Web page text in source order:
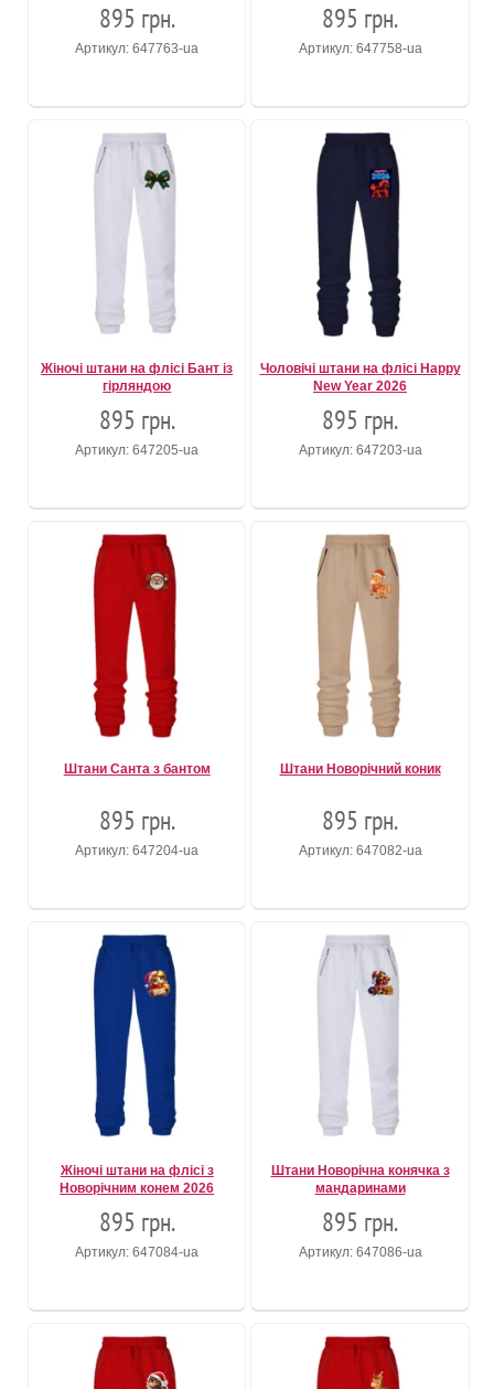
895 грн.
Артикул: 647763-ua
895 грн.
Артикул: 647758-ua
Жіночі штани на флісі Бант із
гірляндою
895 грн.
Артикул: 647205-ua
Чоловічі штани на флісі Happy
New Year 2026
895 грн.
Артикул: 647203-ua
Штани Санта з бантом
895 грн.
Артикул: 647204-ua
Штани Новорічний коник
895 грн.
Артикул: 647082-ua
Жіночі штани на флісі з
Новорічним конем 2026
895 грн.
Артикул: 647084-ua
Штани Новорічна конячка з
мандаринами
895 грн.
Артикул: 647086-ua